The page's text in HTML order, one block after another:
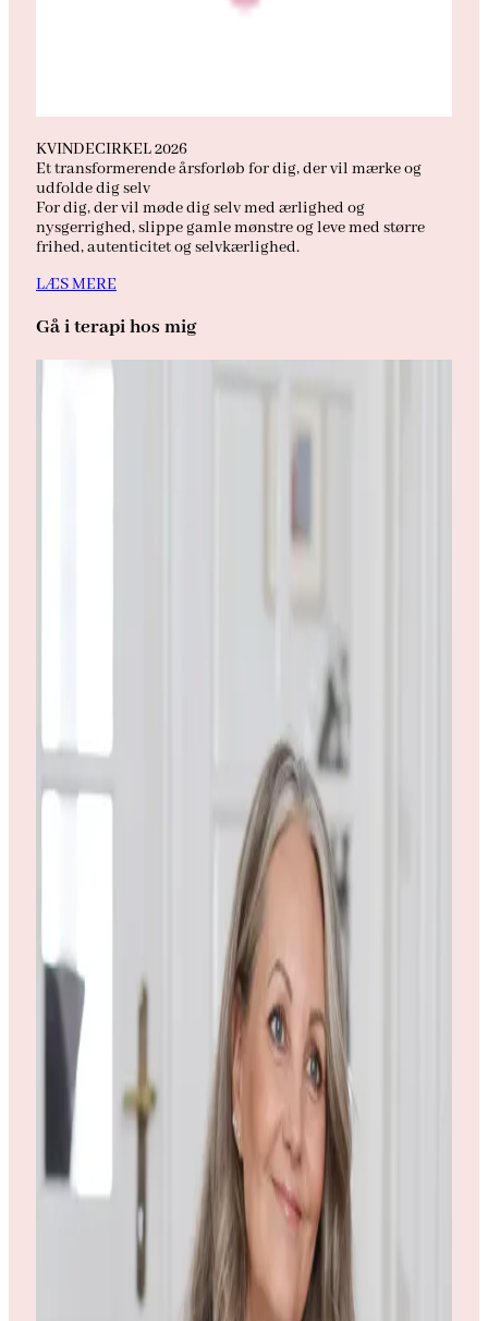
KVINDECIRKEL 2026
Et transformerende årsforløb for dig, der vil mærke og
udfolde dig selv
For dig, der vil møde dig selv med ærlighed og
nysgerrighed, slippe gamle mønstre og leve med større
frihed, autenticitet og selvkærlighed.
LÆS MERE
Gå i terapi hos mig